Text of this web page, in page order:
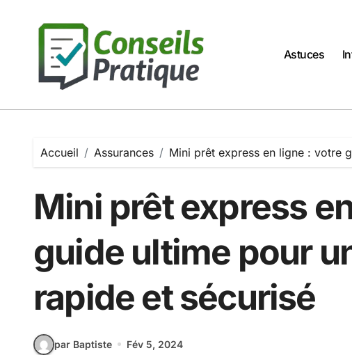
Astuces
Accueil Assurances Mini prêt express en ligne : votre
Mini prêt express
guide ultime pour
rapide et sécurisé
par Baptiste Fév 5, 2024